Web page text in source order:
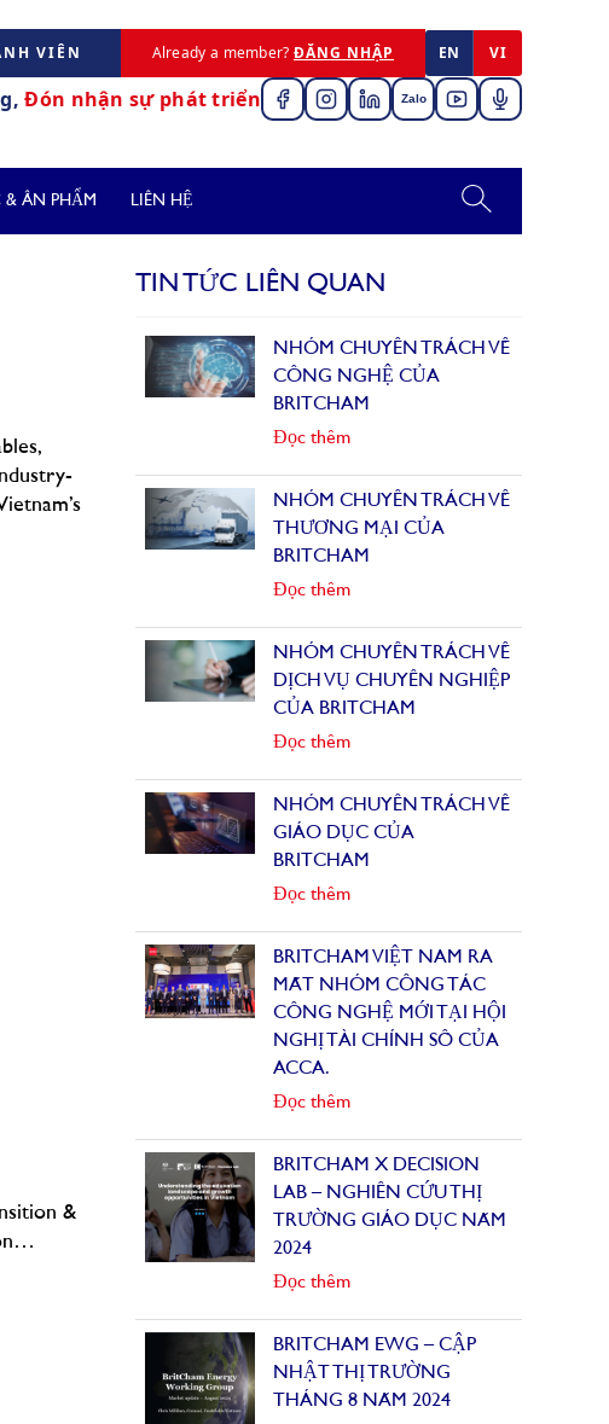
VIÊN Already a member? ĐĂNG NHẬP EN VI
Đón nhận sự phát triển Zalo
& ẤN PHẨM LIÊN HỆ
&
TIN TỨC LIÊN QUAN
NHÓM CHUYÊN TRÁCH VỀ
CÔNG NGHỆ CỦA
BRITCHAM
Đọc thêm
NHÓM CHUYÊN TRÁCH VỀ
THƯƠNG MẠI CỦA
BRITCHAM
Đọc thêm
NHÓM CHUYÊN TRÁCH VỀ
DỊCH VỤ CHUYÊN NGHIỆP
CỦA BRITCHAM
Đọc thêm
NHÓM CHUYÊN TRÁCH VỀ
GIÁO DỤC CỦA
BRITCHAM
Đọc thêm
BRITCHAM VIỆT NAM RA
MẮT NHÓM CÔNG TÁC
CÔNG NGHỆ MỚI TẠI HỘI
NGHỊ TÀI CHÍNH SỐ CỦA
ACCA.
Đọc thêm
BRITCHAM X DECISION
LAB – NGHIÊN CỨU THỊ
TRƯỜNG GIÁO DỤC NĂM
2024
Đọc thêm
BRITCHAM EWG – CẬP
NHẬT THỊ TRƯỜNG
THÁNG 8 NĂM 2024